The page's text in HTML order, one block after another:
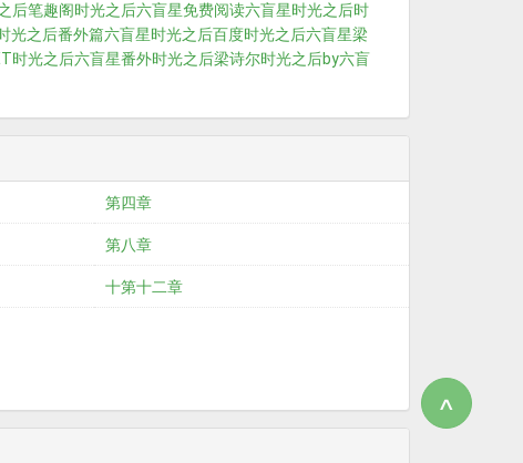
后笔趣阁时光之后六盲星免费阅读六盲星时光之后时
光之后番外篇六盲星时光之后百度时光之后六盲星梁
时光之后六盲星番外时光之后梁诗尔时光之后by六盲
第四章
第八章
十第十二章
∧